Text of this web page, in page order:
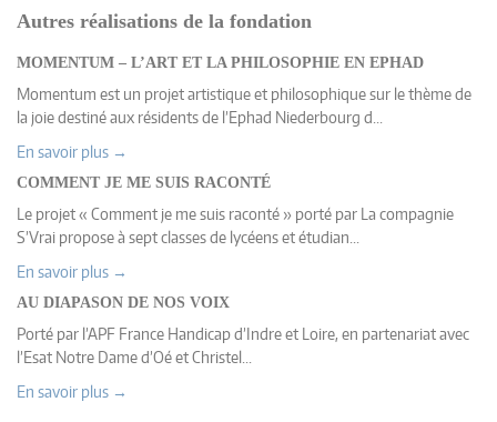
Autres réalisations de la fondation
MOMENTUM – L’ART ET LA PHILOSOPHIE EN EPHAD
Momentum est un projet artistique et philosophique sur le thème de
la joie destiné aux résidents de l’Ephad Niederbourg d...
En savoir plus →
COMMENT JE ME SUIS RACONTÉ
Le projet « Comment je me suis raconté » porté par La compagnie
S’Vrai propose à sept classes de lycéens et étudian...
En savoir plus →
AU DIAPASON DE NOS VOIX
Porté par l’APF France Handicap d’Indre et Loire, en partenariat avec
l’Esat Notre Dame d’Oé et Christel...
En savoir plus →